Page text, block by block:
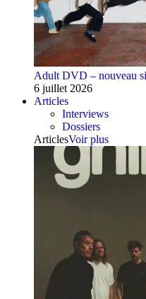
Adult DVD – nouveau
6 juillet 2026
Articles
Interviews
Dossiers
ArticlesVoir plus